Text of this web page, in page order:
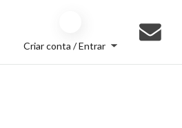
Criar conta / Entrar